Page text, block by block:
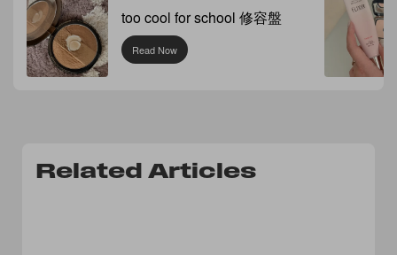
too cool for school 修容盤
Read Now
Related Articles